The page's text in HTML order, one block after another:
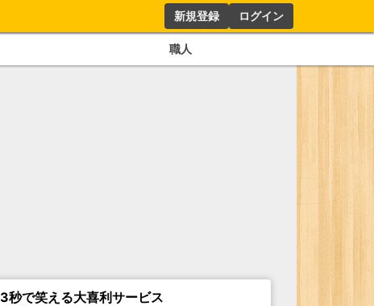
新規登録 ログイン
職人
3秒で笑える大喜利サービス